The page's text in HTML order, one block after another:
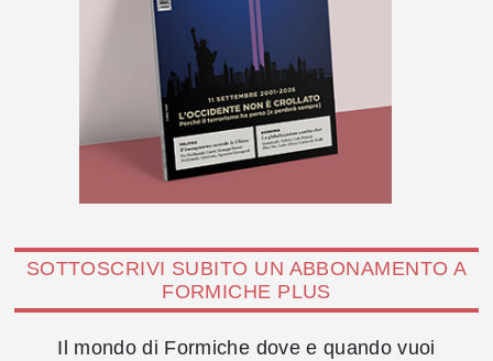
SOTTOSCRIVI SUBITO UN ABBONAMENTO A
FORMICHE PLUS
Il mondo di Formiche dove e quando vuoi